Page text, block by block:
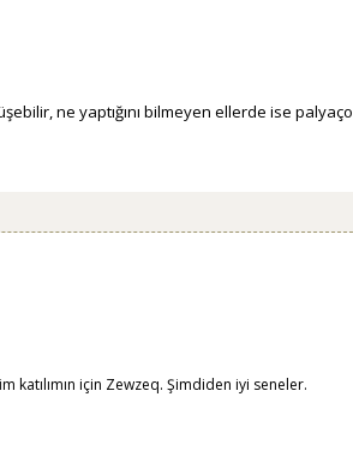
ne yaptığını bilmeyen ellerde ise palyaço
katılımın için Zewzeq. Şimdiden iyi seneler.